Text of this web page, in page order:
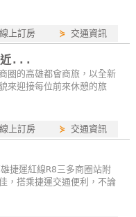
線上訂房 ⋟ 交通資訊
近...
圈的高雄都會商旅，以全新
來迎接每位前來休憩的旅
線上訂房 ⋟ 交通資訊
捷運紅線R8三多商圈站附
，搭乘捷運交通便利，不論